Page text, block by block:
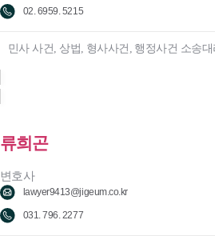
02. 6959. 5215
민사 사건, 상법, 형사사건, 행정사건 소송대
류희곤
변호사
lawyer9413@jigeum.co.kr
031. 796. 2277